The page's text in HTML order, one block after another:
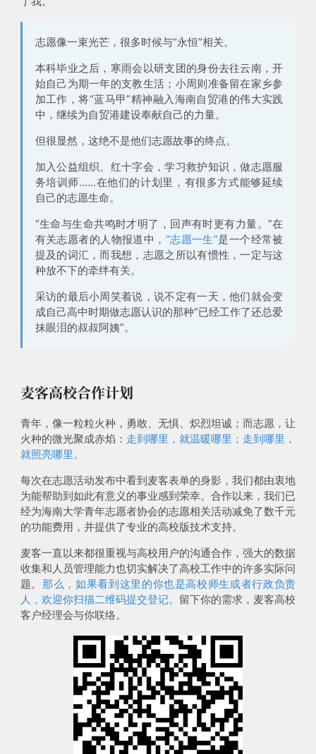
志愿像一束光芒，很多时候与“永恒”相关。
本科毕业之后，寒雨会以研支团的身份去往云南，开
始自己为期一年的支教生活；小周则准备留在家乡参
加工作，将“蓝马甲”精神融入海南自贸港的伟大实践
中，继续为自贸港建设奉献自己的力量。
但很显然， 这绝不是他们志愿故事的终点。
加入公益组织、红十字会，学习救护知识，做志愿服
务培训师......在他们的计划里，有很多方式能够延续
自己的志愿生命。
“生命与生命共鸣时才明了，回声有时更有力量。”在
有关志愿者的人物报道中， “志愿一生”是一个经常被
提及的词汇，而我想，志愿之所以有惯性，一定与这
种放不下的牵绊有关。
采访的最后小周笑着说，说不定有一天，他们就会变
成自己高中时期做志愿认识的那种“已经工作了还总爱
抹眼泪的叔叔阿姨”。
麦客高校合作计划
青年，像一粒粒火种，勇敢、无惧、炽烈坦诚；而志愿，让
火种的微光聚成赤焰： 走到哪里，就温暖哪里；走到哪里，
就照亮哪里。
每次在志愿活动发布中看到麦客表单的身影，我们都由衷地
为能帮助到如此有意义的事业感到荣幸。合作以来，我们已
经为海南大学青年志愿者协会的志愿相关活动减免了数千元
的功能费用，并提供了专业的高校版技术支持。
麦客一直以来都很重视与高校用户的沟通合作，强大的数据
收集和人员管理能力也切实解决了高校工作中的许多实际问
题。 那么，如果看到这里的你也是高校师生或者行政负责
人，欢迎你扫描二维码提交登记。 留下你的需求，麦客高校
客户经理会与你联络。